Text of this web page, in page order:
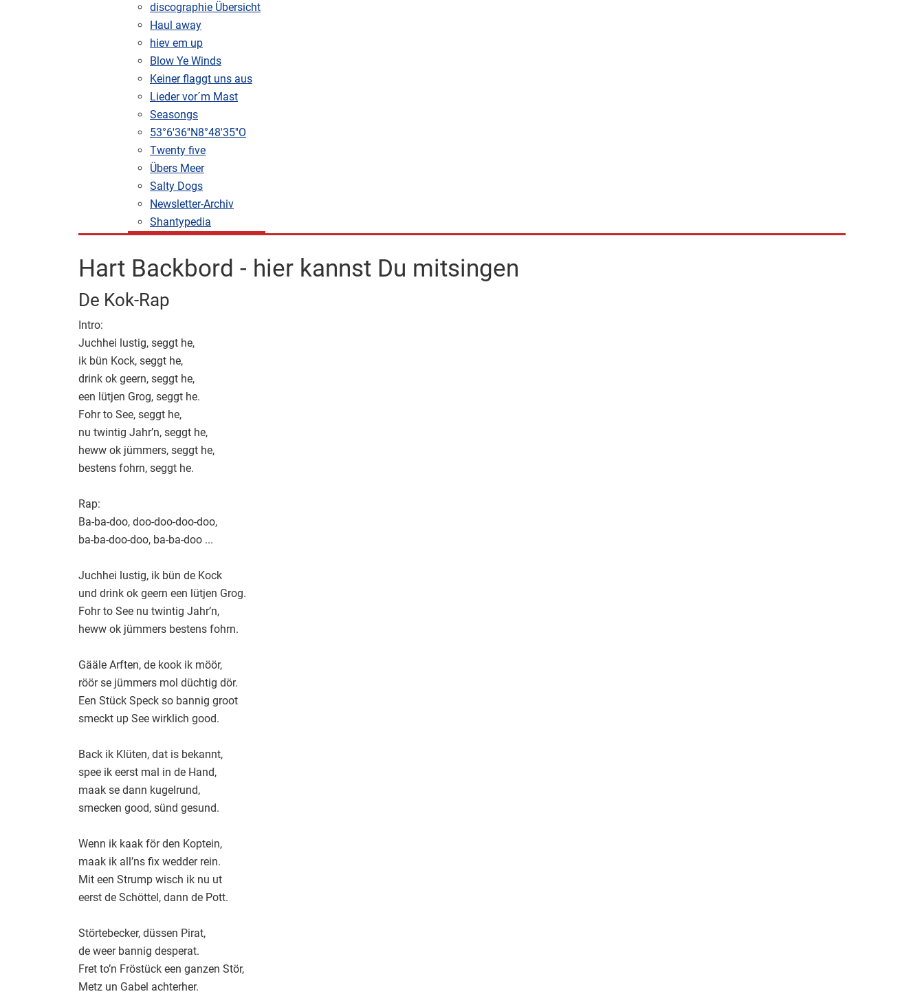
discographie Übersicht
Haul away
hiev em up
Blow Ye Winds
Keiner flaggt uns aus
Lieder vor´m Mast
Seasongs
53°6'36''N8°48'35''O
Twenty five
Übers Meer
Salty Dogs
Newsletter-Archiv
Shantypedia
Hart Backbord - hier kannst Du mitsingen
De Kok-Rap
Intro:
Juchhei lustig, seggt he,
ik bün Kock, seggt he,
drink ok geern, seggt he,
een lütjen Grog, seggt he.
Fohr to See, seggt he,
nu twintig Jahr’n, seggt he,
heww ok jümmers, seggt he,
bestens fohrn, seggt he.
Rap:
Ba-ba-doo, doo-doo-doo-doo,
ba-ba-doo-doo, ba-ba-doo ...
Juchhei lustig, ik bün de Kock
und drink ok geern een lütjen Grog.
Fohr to See nu twintig Jahr’n,
heww ok jümmers bestens fohrn.
Gääle Arften, de kook ik möör,
röör se jümmers mol düchtig dör.
Een Stück Speck so bannig groot
smeckt up See wirklich good.
Back ik Klüten, dat is bekannt,
spee ik eerst mal in de Hand,
maak se dann kugelrund,
smecken good, sünd gesund.
Wenn ik kaak för den Koptein,
maak ik all’ns fix wedder rein.
Mit een Strump wisch ik nu ut
eerst de Schöttel, dann de Pott.
Störtebecker, düssen Pirat,
de weer bannig desperat.
Fret to’n Fröstück een ganzen Stör,
Metz un Gabel achterher.